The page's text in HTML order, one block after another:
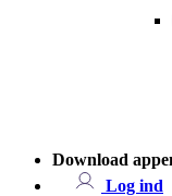
Download
Log ind